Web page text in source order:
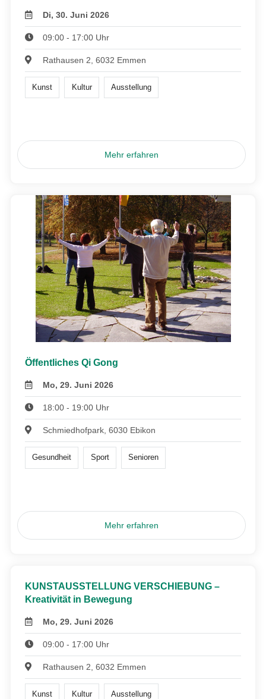
Di, 30. Juni 2026
09:00 - 17:00 Uhr
Rathausen 2, 6032 Emmen
Kunst Kultur Ausstellung
Mehr erfahren
Öffentliches Qi Gong
Mo, 29. Juni 2026
18:00 - 19:00 Uhr
Schmiedhofpark, 6030 Ebikon
Gesundheit Sport Senioren
Mehr erfahren
KUNSTAUSSTELLUNG VERSCHIEBUNG –
Kreativität in Bewegung
Mo, 29. Juni 2026
09:00 - 17:00 Uhr
Rathausen 2, 6032 Emmen
Kunst Kultur Ausstellung